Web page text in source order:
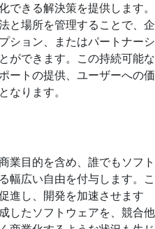
できる解決策を提供します。
と場所を管理することで、企
ション、またはパートナーシ
ができます。この持続可能な
ートの提供、ユーザーへの価
なります。
業目的を含め、誰でもソフト
幅広い自由を付与します。こ
進し、開発を加速させます
したソフトウェアを、競合他